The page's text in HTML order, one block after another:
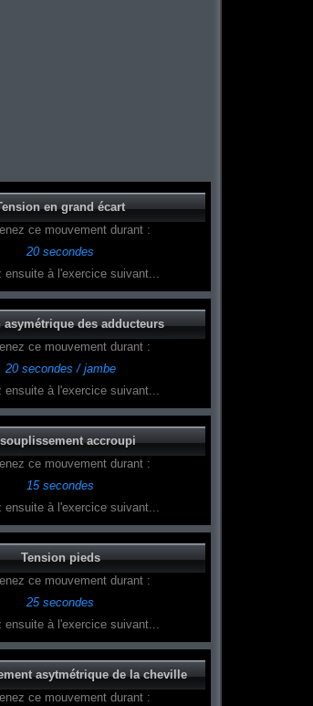
en grand écart
ce mouvement durant :
20 secondes
ensuite à l'exercice suivant...
asymétrique des adducteurs
ce mouvement durant :
20 secondes / jambe
ensuite à l'exercice suivant...
accroupi
ce mouvement durant :
15 secondes
ensuite à l'exercice suivant...
Tension pieds
ce mouvement durant :
25 secondes
ensuite à l'exercice suivant...
asytmétrique de la cheville
ce mouvement durant :